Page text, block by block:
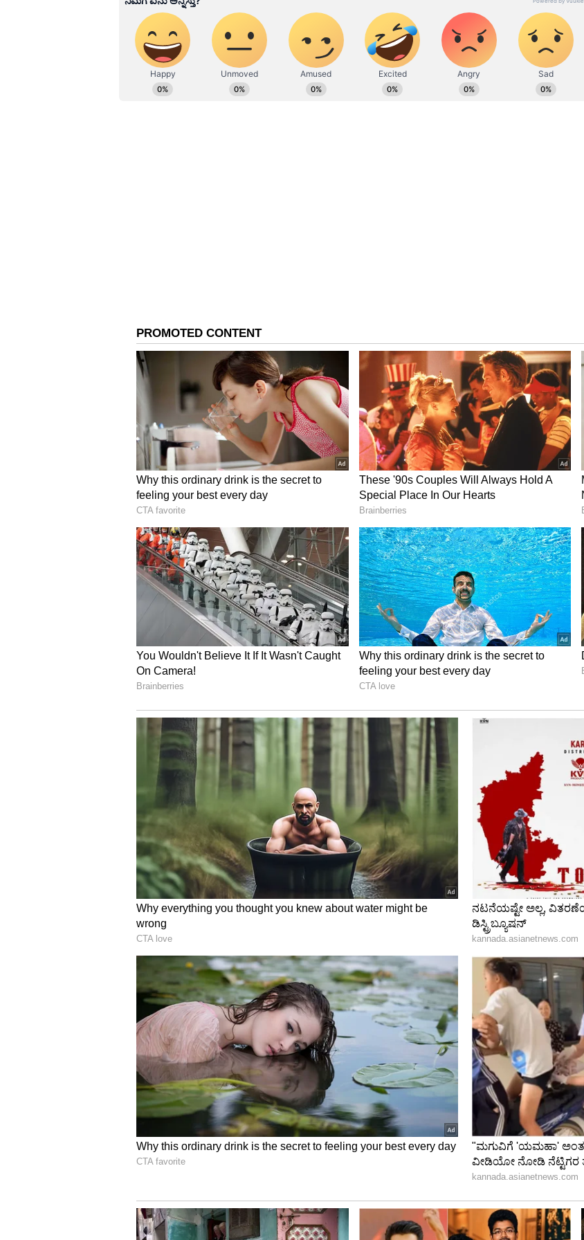
ಮನವಿ ಬೆನ್ನಲ್ಲೇ ದೂರು:ಸದ್ಯ ವಕೀಲರಲ್ಲದವರು ಅಕ್ರಮವಾಗಿ ಸ್ಟಿಕ್ಕರ್‌ ಅಳವಡಿಸಿಕೊಂಡಿರುವುದು ಗಮನಕ್ಕೆ
ಬಂದರೆ ಆ ಕುರಿತು ಪರಿಷತ್‌ಗೆ ಇ-ಮೇಲ್‌ ಮೂಲಕ ದೂರು ಸಲ್ಲಿಸಲು ವಕೀಲರು ಹಾಗೂ ಸಾರ್ವಜನಿಕರಲ್ಲಿ
ಪರಿಷತ್‌ ಇತ್ತೀಚೆಗೆ ಮನವಿ ಮಾಡಿತ್ತು. ಅದರಂತೆ ಕೆಲ ದೂರುಗಳೂ ಬಂದಿವೆ. ಇದರಿಂದ ಪರಿಷತ್‌ ಅಧ್ಯಕ್ಷ
ಇನ್ನಿತರ ಮಾಹಿತಿ ಇರುವುದಿಲ್ಲ. ಅದರ ಮುದ್ರಣ ಹಾಗೂ ಮಾರಾಟಕ್ಕೆ ಯಾವುದೇ ನಿಯಮಗಳೂ ಇಲ್ಲ. ಅದರ
ಮೇಲೆ ವಕೀಲರ ಪರಿಷತ್‌, ವಕೀಲರ ಸಂಘ, ರಾಜ್ಯ ಸರ್ಕಾರ ಅಥವಾ ಹೈಕೋಟ್‌ನ ನಿಯಂತ್ರಣವಿಲ್ಲ. ಯಾರೂ
ಬೇಕಾದರೂ ಸ್ಟಿಕ್ಕರ್‌ ಅಂಗಡಿಗೆ ಹೋಗಿ ಪಡೆಯಬಹುದು. ಆನ್‌ಲೈನ್‌ನಲ್ಲೂ ಖರೀದಿಸಬಹುದು. ಹಾಗಾಗಿ,
ಸುಲಭವಾಗಿ ಸಿಗುವುದರಿಂದ ಯಾರೂ ಬೇಕಾದರೂ ವಕೀಲರ ಸ್ಟಿಕ್ಕರ್‌ ಪಡೆದು ವಾಹನಕ್ಕೆ
ಅಳವಡಿಸಿಕೊಳ್ಳಬಹುದಾಗಿದೆ. ಇಂಥ ಅನೇಕ ಪ್ರಕರಣಗಳು ಕಂಡುಬಂದಿದ್ದು, ವಕೀಲರ ಸ್ಟಿಕ್ಕರ್‌ ದುರುಪಯೋಗ
ಆಗುತ್ತಿದೆ ಮತ್ತು ವಕೀಲರ ಸಮುದಾಯಕ್ಕೆ ಅವಮಾನವಾಗುತ್ತಿದೆ ಎಂದು ಪರಿಷತ್‌ ಕಳವಳ ವ್ಯಕ್ತಪಡಿಸಿದೆ.
ವಕೀಲ ಸ್ಟಿಕ್ಕರ್‌ ದುರುಪಯೋಗ ತಡೆಯಲು ಪರಿಷತ್‌ ತಾನೇ ಅಧಿಕೃತವಾಗಿ ಸ್ಟಿಕ್ಕರ್‌ ಅನ್ನು ವಿನ್ಯಾಸ ಹಾಗೂ
ಮುದ್ರಣ ಮಾಡಿ ವಕೀಲರಿಗೆ ವಿತರಿಸಲು ಉದ್ದೇಶಿಸಲಾಗಿದೆ. ಈಗಾಗಲೇ ಸ್ಟಿಕ್ಕರ್‌ ನಿಯಮಗಳು ಮತ್ತು ಅದರಲ್ಲಿ
ಒದಗಿಸಬಹುದಾದ ಮಾಹಿತಿ, ಅದರ ವಿನ್ಯಾಸದ ಬಗ್ಗೆ ತಜ್ಞರೊಂದಿಗೆ ಚರ್ಚಿಸಲಾಗುತ್ತಿದೆ. ಈ ವಿಚಾರದಲ್ಲಿ
ಯಾರಾದರೂ ತಮ್ಮ ಅಭಿಪ್ರಾಯ ಹಾಗೂ ಮಾರ್ಗದರ್ಶನ ನೀಡಬೇಕೆನಿಸಿದರೆ, ಪರಿಷತ್‌ನ ಇ-ಮೇಲ್‌
ವಿಳಾಸವಾದ ‘kar_barcouncil@yahoo.com’ಗೆ ಕಳುಹಿಸಬಹುದು.
- ಎಸ್‌.ಎಸ್‌.ಮಿಟ್ಟಲಕೋಡ, ಅಧ್ಯಕ್ಷರು, ಕರ್ನಾಟಕ ವಕೀಲರ ಪರಿಷತ್‌
ಹೂರಣ ಹೊತ್ತು ತರುವ ಕನ್ನಡಪ್ರಭ, ಕನ್ನಡಿಗರ ಅಸ್ಮಿತೆಯ ಸಂಕೇತ. ಸದಾ ಕರುನಾಡು, ನುಡಿ, ಸಂಸ್ಕೃತಿ ಪರ ಧ್ವನಿ
ಎತ್ತುವ ಕನ್ನಡಪ್ರಭ ದಿನ ಪತ್ರಿಕೆಯಲ್ಲಿ ಪ್ರಕಟಗೊಳ್ಳುವ ಸುದ್ದಿಗಳು ಸುವರ್ಣ ನ್ಯೂಸ್ ವೆಬ್‌ಸೈಟಲ್ಲೂ ಲಭ್ಯ.